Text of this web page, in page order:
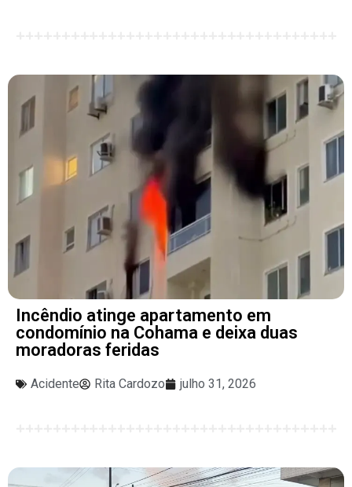
Incêndio atinge apartamento em
condomínio na Cohama e deixa duas
moradoras feridas
Acidente Rita Cardozo julho 31, 2026